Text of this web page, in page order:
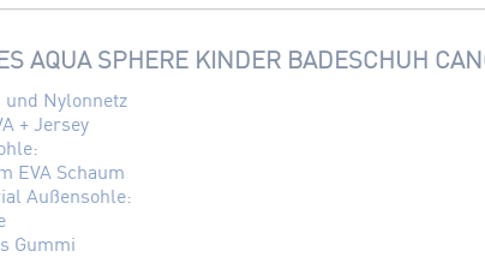
AQUA SPHERE KINDER BADESCHUH
Nylonnetz
+ Jersey
EVA Schaum
Außensohle:
Gummi